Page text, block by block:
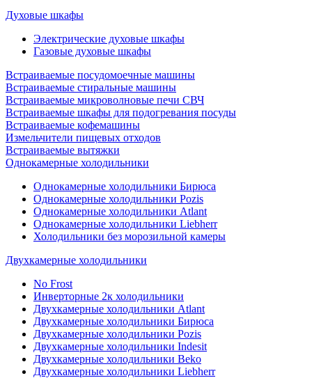
Духовые шкафы
Электрические духовые шкафы
Газовые духовые шкафы
Встраиваемые посудомоечные машины
Встраиваемые стиральные машины
Встраиваемые микроволновые печи СВЧ
Встраиваемые шкафы для подогревания посуды
Встраиваемые кофемашины
Измельчители пищевых отходов
Встраиваемые вытяжки
Однокамерные холодильники
Однокамерные холодильники Бирюса
Однокамерные холодильники Pozis
Однокамерные холодильники Atlant
Однокамерные холодильники Liebherr
Холодильники без морозильной камеры
Двухкамерные холодильники
No Frost
Инверторные 2к холодильники
Двухкамерные холодильники Atlant
Двухкамерные холодильники Бирюса
Двухкамерные холодильники Pozis
Двухкамерные холодильники Indesit
Двухкамерные холодильники Beko
Двухкамерные холодильники Liebherr